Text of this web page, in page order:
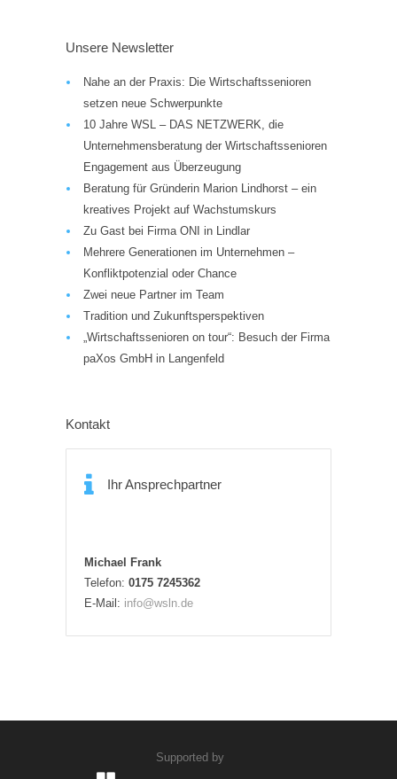
Unsere Newsletter
Nahe an der Praxis: Die Wirtschaftssenioren
setzen neue Schwerpunkte
10 Jahre WSL – DAS NETZWERK, die
Unternehmensberatung der Wirtschaftssenioren
Engagement aus Überzeugung
Beratung für Gründerin Marion Lindhorst – ein
kreatives Projekt auf Wachstumskurs
Zu Gast bei Firma ONI in Lindlar
Mehrere Generationen im Unternehmen –
Konfliktpotenzial oder Chance
Zwei neue Partner im Team
Tradition und Zukunftsperspektiven
„Wirtschaftssenioren on tour“: Besuch der Firma
paXos GmbH in Langenfeld
Kontakt
Ihr Ansprechpartner
Michael Frank
Telefon: 0175 7245362
E-Mail: info@wsln.de
Supported by